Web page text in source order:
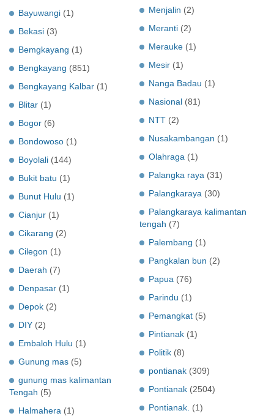
Bayuwangi (1)
Bekasi (3)
Bemgkayang (1)
Bengkayang (851)
Bengkayang Kalbar (1)
Blitar (1)
Bogor (6)
Bondowoso (1)
Boyolali (144)
Bukit batu (1)
Bunut Hulu (1)
Cianjur (1)
Cikarang (2)
Cilegon (1)
Daerah (7)
Denpasar (1)
Depok (2)
DIY (2)
Embaloh Hulu (1)
Gunung mas (5)
gunung mas kalimantan
Tengah (5)
Halmahera (1)
Menjalin (2)
Meranti (2)
Merauke (1)
Mesir (1)
Nanga Badau (1)
Nasional (81)
NTT (2)
Nusakambangan (1)
Olahraga (1)
Palangka raya (31)
Palangkaraya (30)
Palangkaraya kalimantan
tengah (7)
Palembang (1)
Pangkalan bun (2)
Papua (76)
Parindu (1)
Pemangkat (5)
Pintianak (1)
Politik (8)
pontianak (309)
Pontianak (2504)
Pontianak. (1)